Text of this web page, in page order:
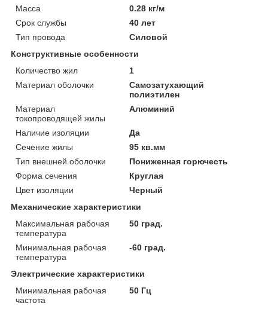
Масса
0.28 кг/м
Срок службы
40 лет
Тип провода
Силовой
Конструктивные особенности
Количество жил
1
Материал оболочки
Самозатухающий
полиэтилен
Материал
токопроводящей жилы
Алюминий
Наличие изоляции
Да
Сечение жилы
95 кв.мм
Тип внешней оболочки
Пониженная горючесть
Форма сечения
Круглая
Цвет изоляции
Черный
Механические характеристики
Максимальная рабочая
температура
50 град.
Минимальная рабочая
температура
-60 град.
Электрические характеристики
Минимальная рабочая
частота
50 Гц